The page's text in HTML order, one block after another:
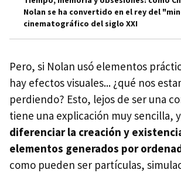
Nolan se ha convertido en el rey del
cinematográfico del siglo XXI
Pero, si Nolan usó elementos
hay efectos visuales... ¿qué nos
perdiendo? Esto, lejos de ser una
tiene una explicación muy sencilla,
diferenciar la creación y
elementos generados por
como pueden ser partículas,